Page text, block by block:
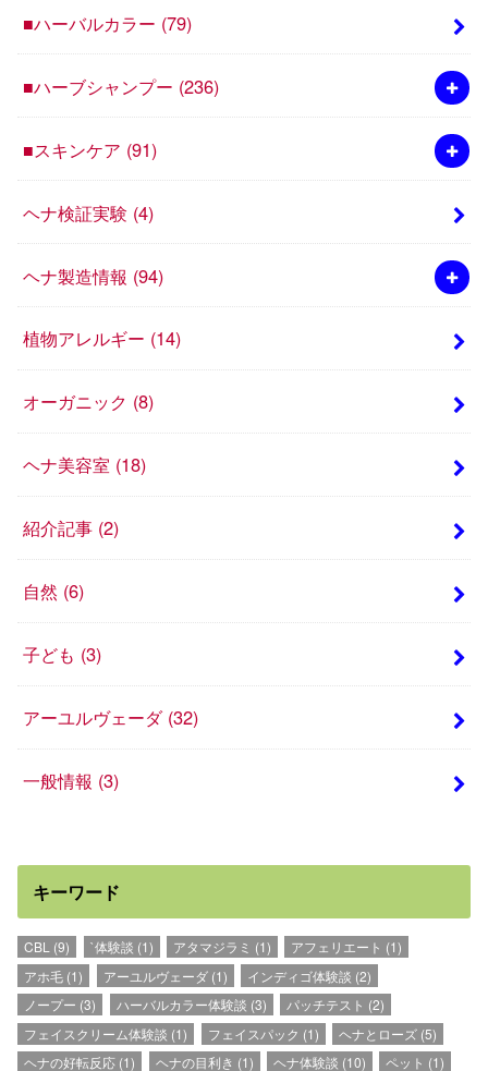
■ハーバルカラー (79)
■ハーブシャンプー (236)
■スキンケア (91)
ヘナ検証実験 (4)
ヘナ製造情報 (94)
植物アレルギー (14)
オーガニック (8)
ヘナ美容室 (18)
紹介記事 (2)
自然 (6)
子ども (3)
アーユルヴェーダ (32)
一般情報 (3)
キーワード
CBL (9) `体験談 (1) アタマジラミ (1) アフェリエート (1)
アホ毛 (1) アーユルヴェーダ(1) インディゴ体験談 (2)
ノープー (3) ハーバルカラー体験談 (3) パッチテスト (2)
フェイスクリーム体験談 (1) フェイスパック (1) ヘナとローズ(5)
ヘナの好転反応 (1) ヘナの目利き (1) ヘナ体験談 (10) ペット (1)